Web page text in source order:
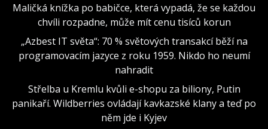
Maličká knížka po babičce, která vypadá, že se každou
chvíli rozpadne, může mít cenu tisíců korun
„Azbest IT světa“: 70 % světových transakcí běží na
programovacím jazyce z roku 1959. Nikdo ho neumí
nahradit
Střelba u Kremlu kvůli e-shopu za biliony, Putin
panikaří. Wildberries ovládají kavkazské klany a teď po
něm jde i Kyjev